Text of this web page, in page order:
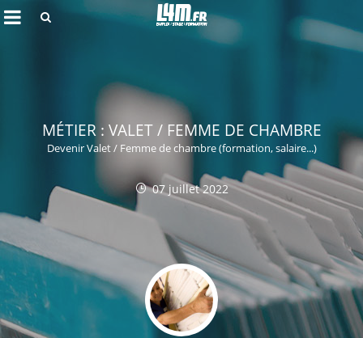
Annuler
MÉTIER : VALET / FEMME DE CHAMBRE
Devenir Valet / Femme de chambre (formation, salaire...)
07 juillet 2022